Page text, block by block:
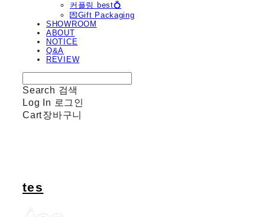
커플링 best💍
💌Gift Packaging
SHOWROOM
ABOUT
NOTICE
Q&A
REVIEW
Search 검색
Log In 로그인
Cart장바구니
tes